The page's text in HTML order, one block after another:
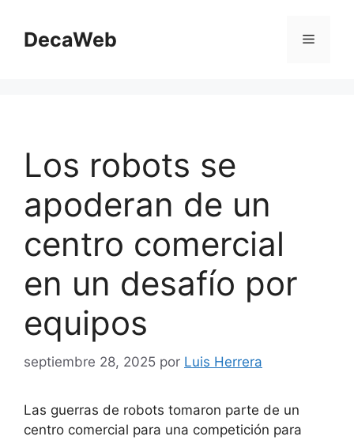
contenido
DecaWeb Menú
Los robots se
apoderan de un
centro comercial
en un desafío por
equipos
septiembre 28, 2025 por Luis Herrera
Las guerras de robots tomaron parte de un
centro comercial para una competición para